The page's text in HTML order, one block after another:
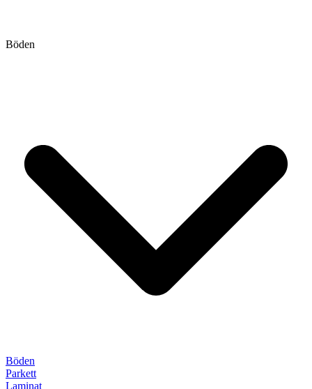
Böden
Böden
Parkett
Laminat